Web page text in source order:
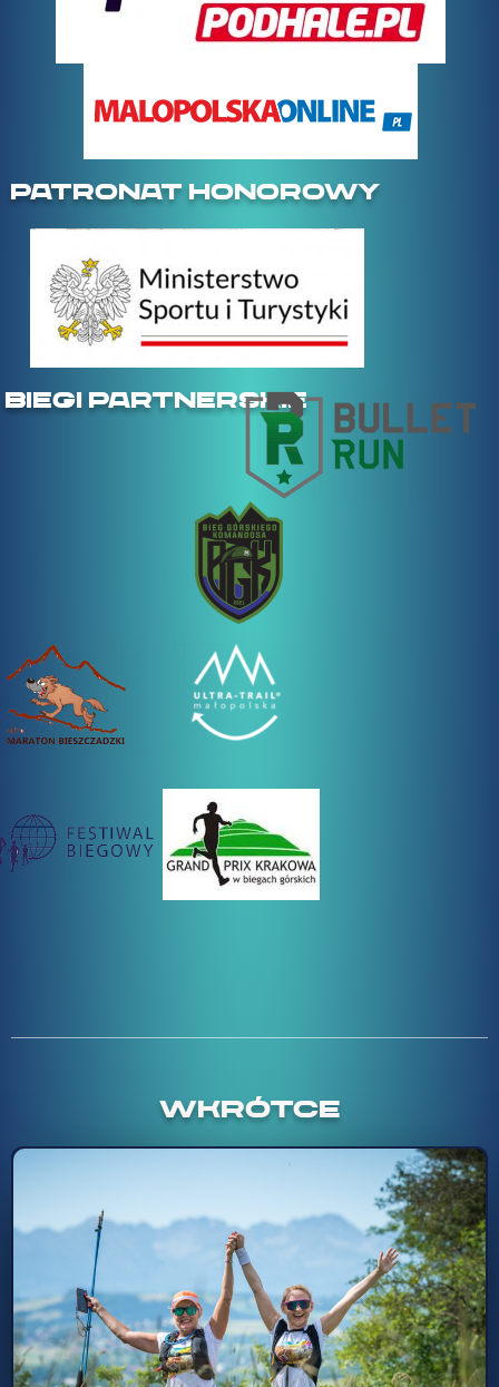
PATRONAT HONOROWY
BIEGI PARTNERSKIE
WKRÓTCE